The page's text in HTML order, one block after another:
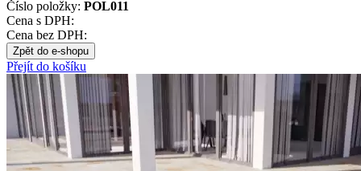
Číslo položky: POL011
Cena s DPH:
Cena bez DPH:
Zpět do e-shopu
Přejít do košíku